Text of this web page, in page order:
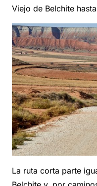
Viejo de Belchite
La ruta corta parte